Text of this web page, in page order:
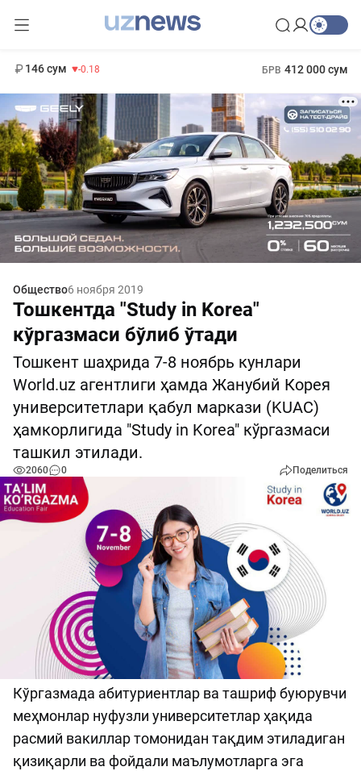
146 сум -0.18 БРВ 412 000 сум
Общество6 ноября 2019
Тошкентда "Study in Korea"
кўргазмаси бўлиб ўтади
Тошкент шаҳрида 7-8 ноябрь кунлари
World.uz агентлиги ҳамда Жанубий Корея
университетлари қабул маркази (KUAC)
ҳамкорлигида "Study in Korea" кўргазмаси
ташкил этилади.
2060 0 Поделиться
Кўргазмада абитуриентлар ва ташриф буюрувчи
меҳмонлар нуфузли университетлар ҳақида
расмий вакиллар томонидан тақдим этиладиган
қизиқарли ва фойдали маълумотларга эга